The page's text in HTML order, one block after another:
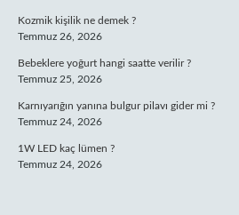
Kozmik kişilik ne demek ?
Temmuz 26, 2026
Bebeklere yoğurt hangi saatte verilir ?
Temmuz 25, 2026
Karnıyarığın yanına bulgur pilavı gider mi ?
Temmuz 24, 2026
1W LED kaç lümen ?
Temmuz 24, 2026